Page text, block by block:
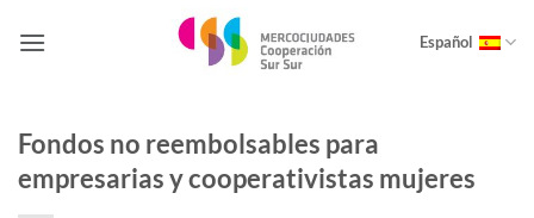
Español
Fondos no reembolsables para
empresarias y cooperativistas mujeres